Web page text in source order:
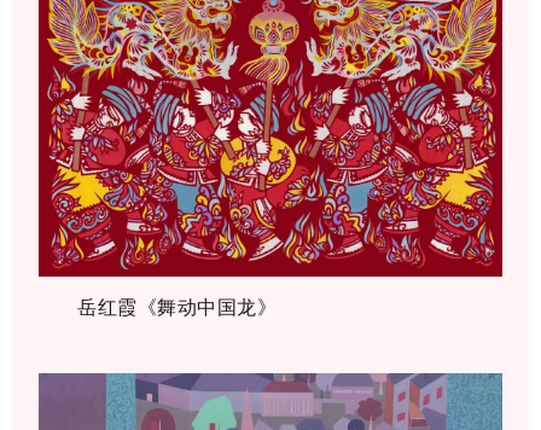
岳红霞《舞动中国龙》